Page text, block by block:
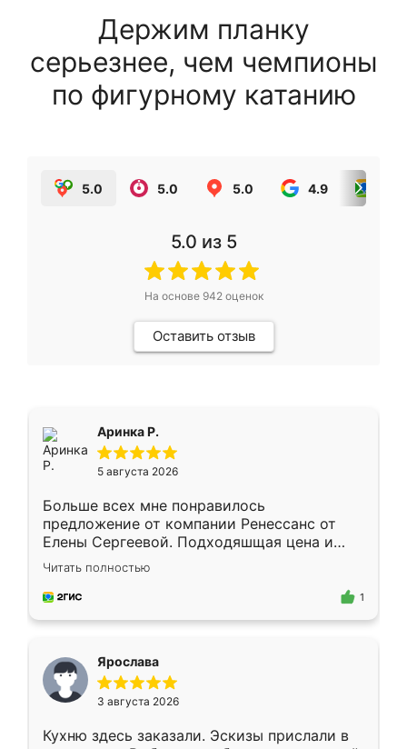
Держим планку
серьезнее, чем чемпионы
по фигурному катанию
5.0 5.0 5.0 4.9
5.0 из 5
На основе 942оценок
Оставить отзыв
Аринка Р.
5 августа 2026
Больше всех мне понравилось
предложение от компании Ренессанс от
Елены Сергеевой. Подходяшщая цена и
короткие сроки изготовления. Приехавший
для замера сотрудник Владислав
предложил по моему эскизу самый
Читать полностью
1
Ярослава
3 августа 2026
Кухню здесь заказали. Эскизы прислали в